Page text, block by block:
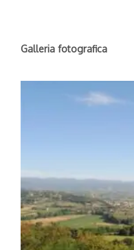
Galleria fotografica